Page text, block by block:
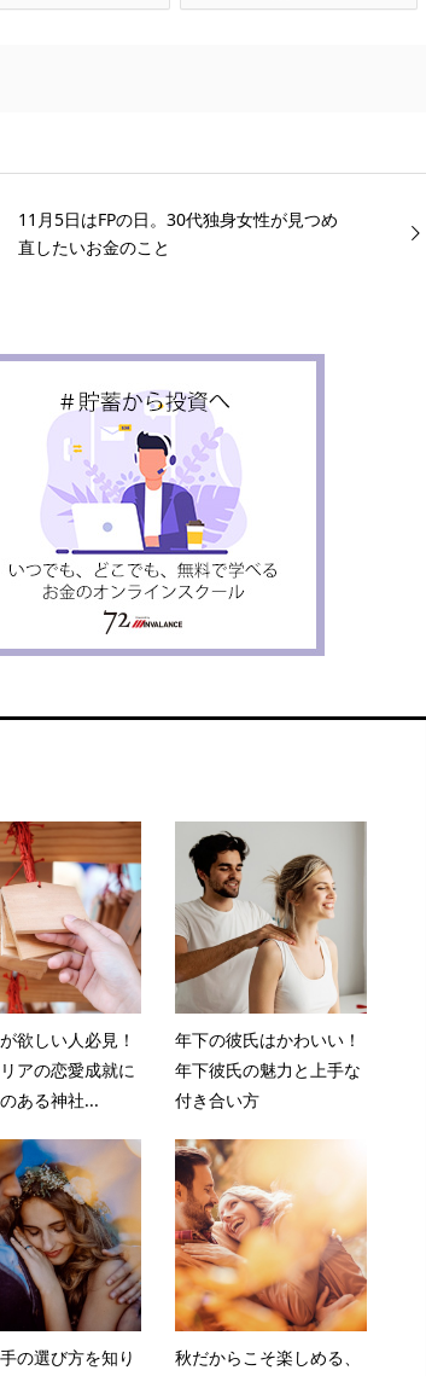
11月5日はFPの日。30代独身女性が見つめ
直したいお金のこと
欲しい人必見！
アの恋愛成就に
ある神社...
年下の彼氏はかわいい！
年下彼氏の魅力と上手な
付き合い方
の選び方を知り
秋だからこそ楽しめる、